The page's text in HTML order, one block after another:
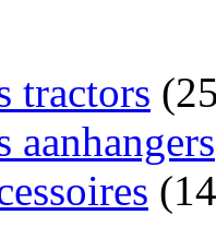
tractors